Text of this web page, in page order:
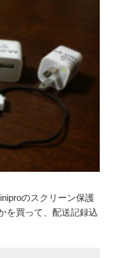
のスクリーン保護
を買って、配送記録込